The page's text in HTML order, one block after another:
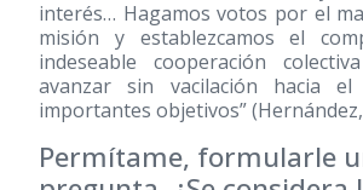
interés… Hagamos votos por el
misión y establezcamos el
indeseable cooperación
avanzar sin vacilación hacia
importantes objetivos” (Hernández,
Permítame, formularle